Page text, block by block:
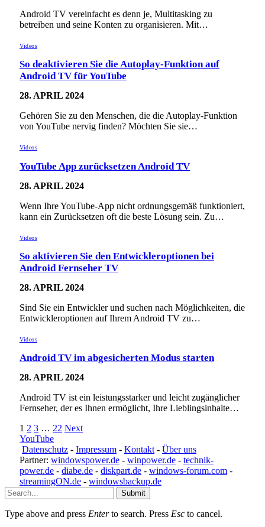
Android TV vereinfacht es denn je, Multitasking zu
betreiben und seine Konten zu organisieren. Mit…
Videos
So deaktivieren Sie die Autoplay-Funktion auf
Android TV für YouTube
28. APRIL 2024
Gehören Sie zu den Menschen, die die Autoplay-Funktion
von YouTube nervig finden? Möchten Sie sie…
Videos
YouTube App zurücksetzen Android TV
28. APRIL 2024
Wenn Ihre YouTube-App nicht ordnungsgemäß funktioniert,
kann ein Zurücksetzen oft die beste Lösung sein. Zu…
Videos
So aktivieren Sie den Entwickleroptionen bei
Android Fernseher TV
28. APRIL 2024
Sind Sie ein Entwickler und suchen nach Möglichkeiten, die
Entwickleroptionen auf Ihrem Android TV zu…
Videos
Android TV im abgesicherten Modus starten
28. APRIL 2024
Android TV ist ein leistungsstarker und leicht zugänglicher
Fernseher, der es Ihnen ermöglicht, Ihre Lieblingsinhalte…
1 2 3 … 22 Next
YouTube
Datenschutz - Impressum - Kontakt - Über uns
Partner: windowspower.de - winpower.de - technik-
power.de - diabe.de - diskpart.de - windows-forum.com -
streamingON.de - windowsbackup.de
Submit
Type above and press Enterto search. Press Esc to cancel.